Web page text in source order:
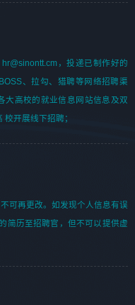
，投递已制作好的
、拉勾、猎聘等网络招聘渠
大高校的就业信息网站信息及双
开展线下招聘；
可再更改。如发现个人信息有误
简历至招聘官，但不可以提供虚